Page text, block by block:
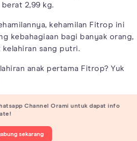
2,99 kg.
kehamilan Fitrop ini
kebahagiaan bagi banyak orang,
kelahiran sang putri.
anak pertama Fitrop? Yuk
Channel Orami untuk dapat info
sekarang